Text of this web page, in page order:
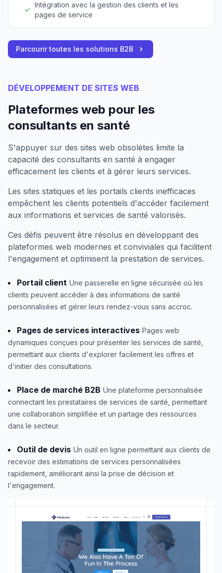
Intégration avec la gestion des clients et les
pages de service
Parcourir toutes les solutions B2B
DÉVELOPPEMENT DE SITES WEB
Plateformes web pour les
consultants en santé
S'appuyer sur des sites web obsolètes limite la
capacité des consultants en santé à engager
efficacement les clients et à gérer leurs services.
Les sites statiques et les portails clients inefficaces
empêchent les clients potentiels d'accéder facilement
aux informations et services de santé valorisés.
Ces défis peuvent être résolus en développant des
plateformes web modernes et conviviales qui facilitent
l'engagement et optimisent la prestation de services.
Portail client Une passerelle en ligne sécurisée où les
clients peuvent accéder à des informations de santé
personnalisées et gérer leurs rendez-vous sans accroc.
Pages de services interactives Pages web
dynamiques conçues pour présenter les services de santé,
permettant aux clients d'explorer facilement les offres et
d'initier des consultations.
Place de marché B2B Une plateforme personnalisée
connectant les prestataires de services de santé, permettant
une collaboration simplifiée et un partage des ressources
dans le secteur.
Outil de devis Un outil en ligne permettant aux clients de
recevoir des estimations de services personnalisées
rapidement, améliorant ainsi la prise de décision et
l'engagement.